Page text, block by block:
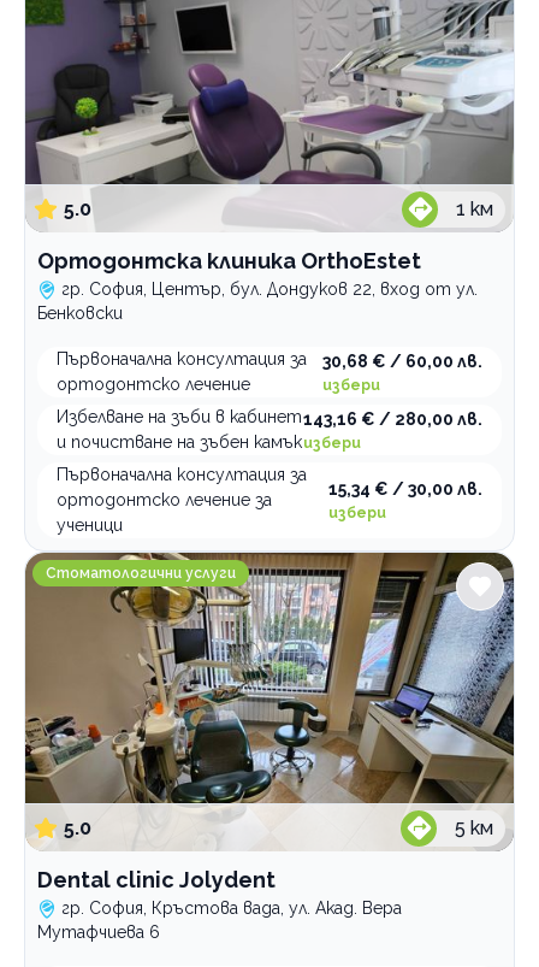
5.0 1 км
Ортодонтска клиника OrthoEstet
гр. София, Център, бул. Дондуков 22, вход от ул.
Бенковски
Първоначална консултация за
ортодонтско лечение
30,68 € / 60,00 лв.
избери
Избелване на зъби в кабинет
и почистване на зъбен камък
143,16 € / 280,00 лв.
избери
Първоначална консултация за
ортодонтско лечение за
ученици
15,34 € / 30,00 лв.
избери
Dental clinic Jolydent
Стоматологични услуги
5.0 5 км
Dental clinic Jolydent
гр. София, Кръстова вада, ул. Акад. Вера
Мутафчиева 6